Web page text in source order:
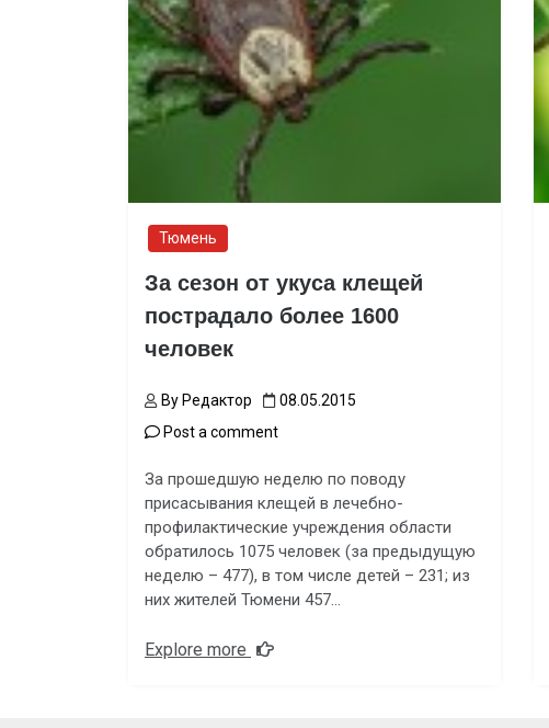
Тюмень
За сезон от укуса клещей
пострадало более 1600
человек
By Редактор
08.05.2015
Post a comment
За прошедшую неделю по поводу
присасывания клещей в лечебно-
профилактические учреждения области
обратилось 1075 человек (за предыдущую
неделю – 477), в том числе детей – 231; из
них жителей Тюмени 457…
Explore more